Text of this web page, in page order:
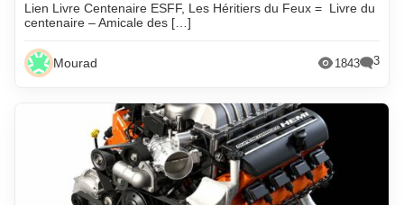
Lien Livre Centenaire ESFF, Les Héritiers du Feux = Livre du
centenaire – Amicale des […]
Mourad 1843 3